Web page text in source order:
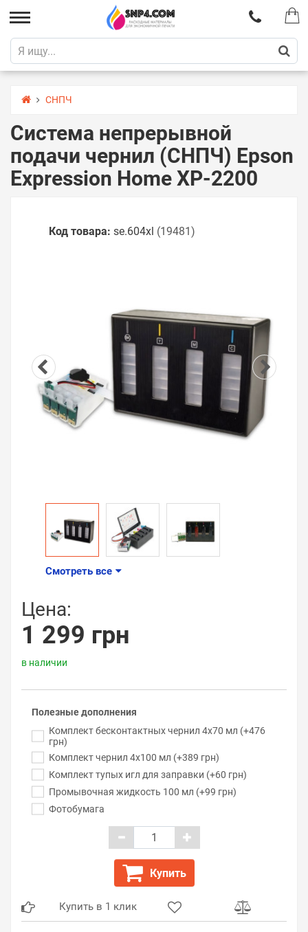
СНПЧ
Система непрерывной
подачи чернил (СНПЧ) Epson
Expression Home XP-2200
Код товара: se.604xl (19481)
Смотреть все
Цена:
1 299 грн
в наличии
Полезные дополнения
Комплект бесконтактных чернил 4x70 мл (+476
грн)
Комплект чернил 4x100 мл (+389 грн)
Комплект тупых игл для заправки (+60 грн)
Промывочная жидкость 100 мл (+99 грн)
Фотобумага
Купить
Купить в 1 клик